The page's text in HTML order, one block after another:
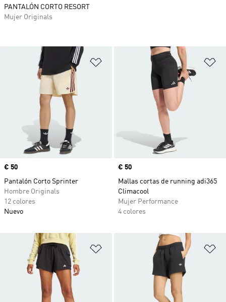
Añadir a la lista de deseos
Precio
€ 50
Pantalón Corto Sprinter
Hombre Originals
12 colores
Nuevo
Precio
€ 50
Mallas cortas de running adi365
Climacool
Mujer Performance
4 colores
Añadir a la lista de deseos
PANTALÓN CORTO RESORT
Mujer Originals